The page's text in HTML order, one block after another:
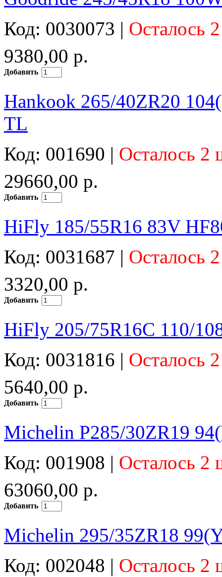
Код: 0030073 | Осталось
9380,00 р.
Добавить
Hankook 265/40ZR20
TL
Код: 001690 | Осталось 2
29660,00 р.
Добавить
HiFly 185/55R16 83V
Код: 0031687 | Осталось
3320,00 р.
Добавить
HiFly 205/75R16C 110/
Код: 0031816 | Осталось
5640,00 р.
Добавить
Michelin P285/30ZR19
Код: 001908 | Осталось 2
63060,00 р.
Добавить
Michelin 295/35ZR18
Код: 002048 | Осталось 2